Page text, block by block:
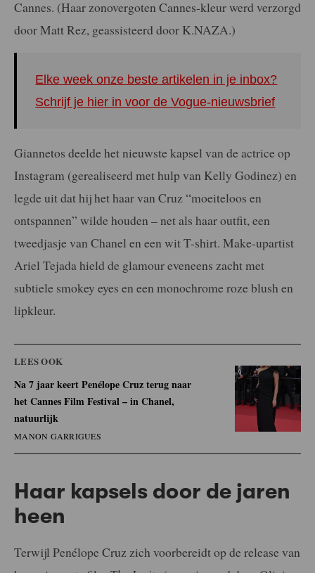
Cannes. (Haar zonovergoten Cannes-kleur werd verzorgd
door Matt Rez, geassisteerd door K.NAZA.)
Elke week onze beste artikelen in je inbox?
Schrijf je hier in voor de Vogue-nieuwsbrief
Giannetos deelde het nieuwste kapsel van de actrice op
Instagram (gerealiseerd met hulp van Kelly Godinez) en
legde uit dat hij het haar van Cruz “moeiteloos en
ontspannen” wilde houden – net als haar outfit, een
tweedjasje van Chanel en een wit T-shirt. Make-upartist
Ariel Tejada hield de glamour eveneens zacht met
subtiele smokey eyes en een monochrome roze blush en
lipkleur.
LEES OOK
Na 7 jaar keert Penélope Cruz terug naar
het Cannes Film Festival – in Chanel,
natuurlijk
MANON GARRIGUES
Haar kapsels door de jaren
heen
Terwijl Penélope Cruz zich voorbereidt op de release van